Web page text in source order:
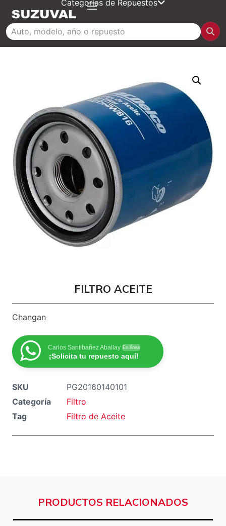
Categorías de Repuestos
FILTRO ACEITE
Changan
Carlos Santibañez Aballay En línea
¡Solicita tu repuesto aquí!
SKU
PG20160140101
Categoría
Filtro
Tag
Filtro de Aceite
PRODUCTOS RELACIONADOS